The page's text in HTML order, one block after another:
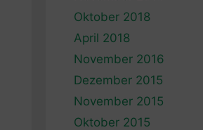
Oktober 2018
April 2018
November 2016
Dezember 2015
November 2015
Oktober 2015